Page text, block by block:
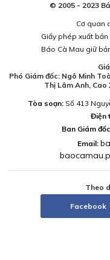
© 2005 - 2023
Cơ quan
Giấy phép xuất bản
Báo Cà Mau giữ
Phó Giám đốc: Ngô Minh
Thị Lâm Anh, Cao
Tòa soạn:Số 413
Điện
Ban Giám
Email:
Theo
Facebook